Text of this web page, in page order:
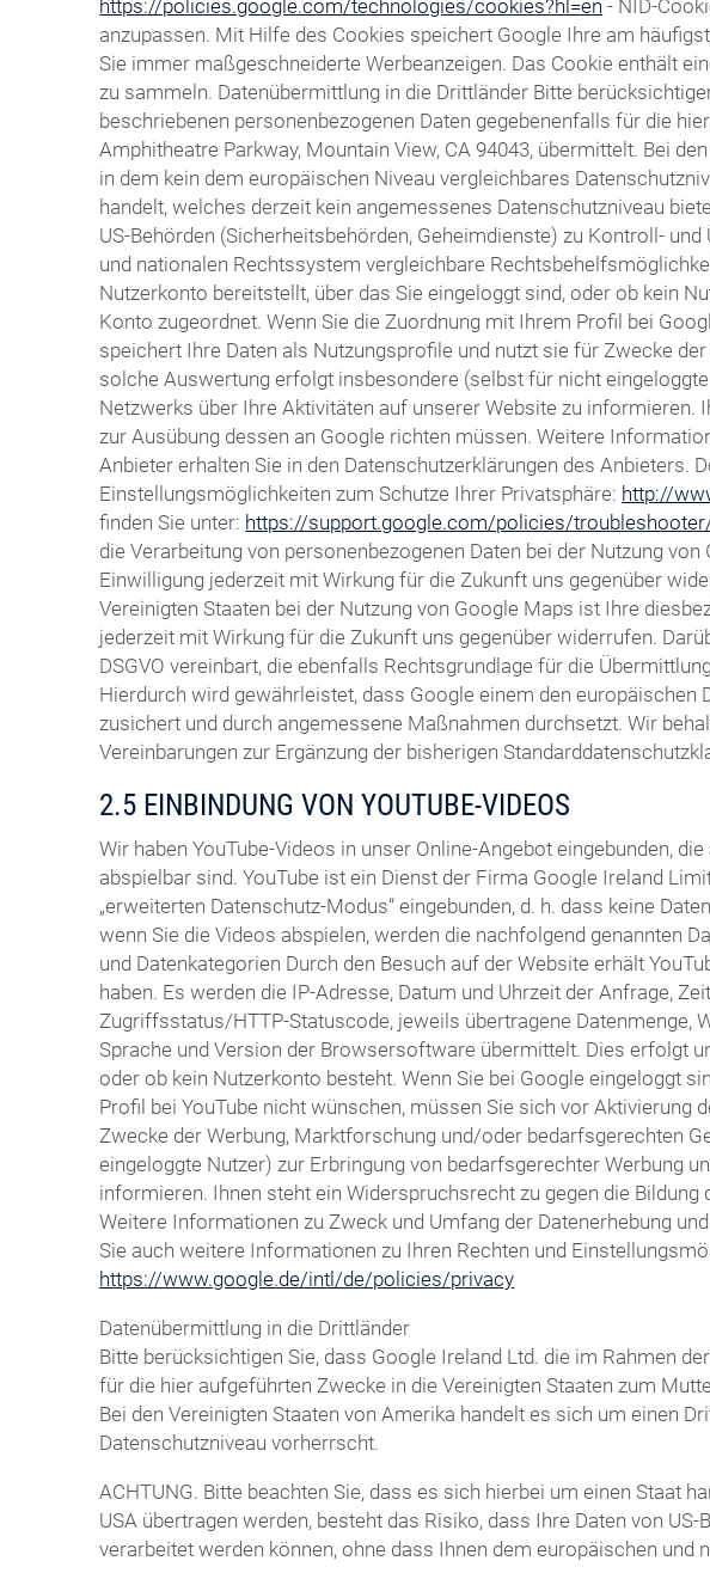
https://policies.google.com/technologies/cookies?hl=en - NID-
anzupassen. Mit Hilfe des Cookies speichert Google Ihre am
Sie immer maßgeschneiderte Werbeanzeigen. Das Cookie enthält
zu sammeln. Datenübermittlung in die Drittländer Bitte
beschriebenen personenbezogenen Daten gegebenenfalls für die
Amphitheatre Parkway, Mountain View, CA 94043, übermittelt. Bei
in dem kein dem europäischen Niveau vergleichbares
handelt, welches derzeit kein angemessenes Datenschutzniveau
US-Behörden (Sicherheitsbehörden, Geheimdienste) zu Kontroll-
und nationalen Rechtssystem vergleichbare
Nutzerkonto bereitstellt, über das Sie eingeloggt sind, oder ob kein
Konto zugeordnet. Wenn Sie die Zuordnung mit Ihrem Profil bei
speichert Ihre Daten als Nutzungsprofile und nutzt sie für Zwecke
solche Auswertung erfolgt insbesondere (selbst für nicht
Netzwerks über Ihre Aktivitäten auf unserer Website zu
zur Ausübung dessen an Google richten müssen. Weitere
Anbieter erhalten Sie in den Datenschutzerklärungen des
Einstellungsmöglichkeiten zum Schutze Ihrer Privatsphäre: http://
finden Sie unter: https://support.google.com/policies/
die Verarbeitung von personenbezogenen Daten bei der Nutzung
Einwilligung jederzeit mit Wirkung für die Zukunft uns gegenüber
Vereinigten Staaten bei der Nutzung von Google Maps ist Ihre
jederzeit mit Wirkung für die Zukunft uns gegenüber widerrufen.
DSGVO vereinbart, die ebenfalls Rechtsgrundlage für die
Hierdurch wird gewährleistet, dass Google einem den europäischen
zusichert und durch angemessene Maßnahmen durchsetzt. Wir
Vereinbarungen zur Ergänzung der bisherigen
2.5 EINBINDUNG VON YOUTUBE-VIDEOS
Wir haben YouTube-Videos in unser Online-Angebot eingebunden, die
abspielbar sind. YouTube ist ein Dienst der Firma Google Ireland
„erweiterten Datenschutz-Modus“ eingebunden, d. h. dass keine
wenn Sie die Videos abspielen, werden die nachfolgend genannten
und Datenkategorien Durch den Besuch auf der Website erhält
haben. Es werden die IP-Adresse, Datum und Uhrzeit der Anfrage,
Zugriffsstatus/HTTP-Statuscode, jeweils übertragene Datenmenge,
Sprache und Version der Browsersoftware übermittelt. Dies erfolgt
oder ob kein Nutzerkonto besteht. Wenn Sie bei Google eingeloggt
Profil bei YouTube nicht wünschen, müssen Sie sich vor
Zwecke der Werbung, Marktforschung und/oder bedarfsgerechten
eingeloggte Nutzer) zur Erbringung von bedarfsgerechter Werbung
informieren. Ihnen steht ein Widerspruchsrecht zu gegen die
Weitere Informationen zu Zweck und Umfang der Datenerhebung
Sie auch weitere Informationen zu Ihren Rechten und
https://www.google.de/intl/de/policies/privacy
Datenübermittlung in die Drittländer
Bitte berücksichtigen Sie, dass Google Ireland Ltd. die im Rahmen
für die hier aufgeführten Zwecke in die Vereinigten Staaten zum
Bei den Vereinigten Staaten von Amerika handelt es sich um einen
Datenschutzniveau vorherrscht.
ACHTUNG. Bitte beachten Sie, dass es sich hierbei um einen Staat
USA übertragen werden, besteht das Risiko, dass Ihre Daten von
verarbeitet werden können, ohne dass Ihnen dem europäischen